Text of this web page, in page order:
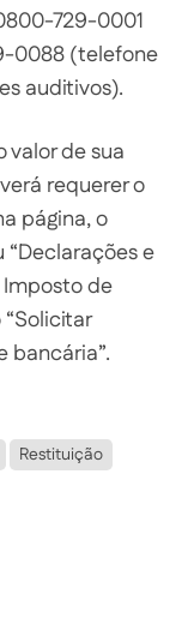
729-0001
0088 (telefone
auditivos).
valor de sua
requerer o
página, o
e
Imposto de
bancária”.
Restituição